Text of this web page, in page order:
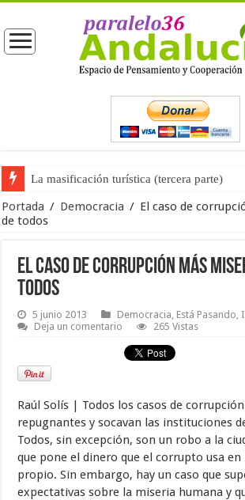
La masificación turística (tercera parte)
La opinión pública ante las próximas
Portada / Democracia / El caso de
de todos
El caso de corrupción más
todos
5 junio 2013 Democracia, Está Pasando,
Deja un comentario
265 Vistas
Raúl Solís | Todos los casos de
repugnantes y socavan las instituciones
Todos, sin excepción, son un robo a la
que pone el dinero que el corrupto usa en
propio. Sin embargo, hay un caso que
expectativas sobre la miseria humana y